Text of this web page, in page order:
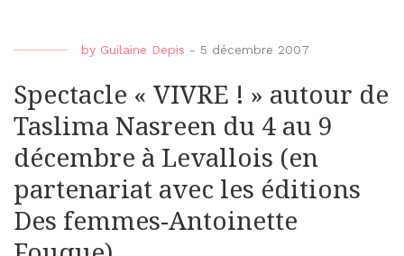
by Guilaine Depis - 5 décembre 2007
Spectacle « VIVRE ! » autour de
Taslima Nasreen du 4 au 9
décembre à Levallois (en
partenariat avec les éditions
Des femmes-Antoinette